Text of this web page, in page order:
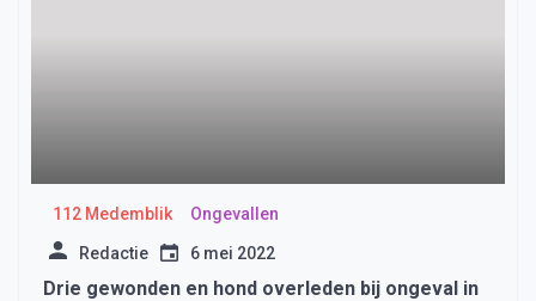
112 Medemblik Ongevallen
Redactie 6 mei 2022
Drie gewonden en hond overleden bij ongeval in